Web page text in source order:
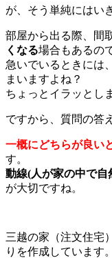
が、そう単純にはい
部屋から出る際、間
くなる場合もあるの
急いでいるときには
まいますよね？
ちょっとイラッとし
ですから、質問の答
一概にどちらが良い
す。
動線(人が家の中で
が大切ですね。
三越の家（注文住宅
りを作成しています。